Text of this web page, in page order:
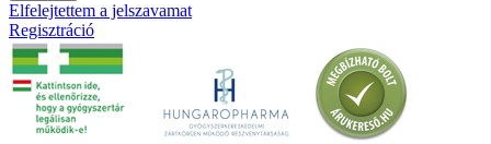
Elfelejtettem a jelszavamat
Regisztráció